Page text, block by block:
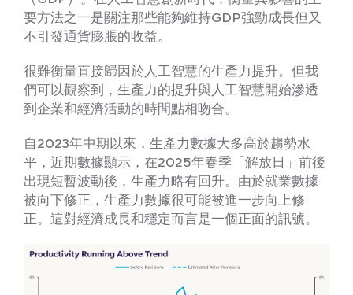
要方法之一是關注那些能夠維持GDP強勁成長但又
不引發通貨膨脹的收益。
很難衡量直接歸因於人工智慧的生產力提升。但我
們可以觀察到，生產力的提升與人工智慧開始滲透
到企業和經濟活動的時間點相吻合。
自2023年中期以來，生產力數據大多高於趨勢水
平，近期數據顯示，在2025年春季「解放日」前後
出現短暫波動後，生產力略有回升。由於就業數據
被向下修正，生產力數據很可能被進一步向上修
正。這對經濟成長和穩定而言是一個正面的訊號。